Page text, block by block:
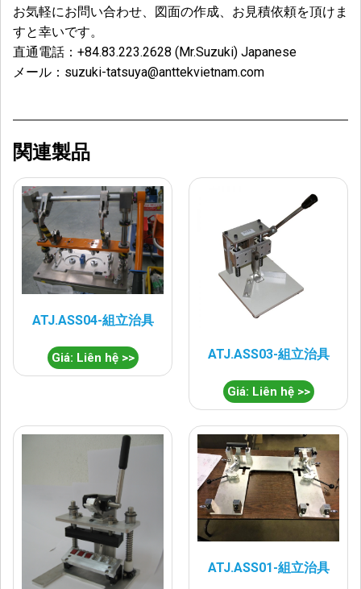
お気軽にお問い合わせ、図面の作成、お見積依頼を頂けま
すと幸いです。
直通電話： +84.83.223.2628 (Mr.Suzuki) Japanese
メール： suzuki-tatsuya@anttekvietnam.com
関連製品
ATJ.ASS04-組立治具
Giá: Liên hệ >> ATJ.ASS03-組立治具
Giá: Liên hệ >>
ATJ.ASS01-組立治具